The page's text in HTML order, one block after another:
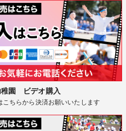
稚園 ビデオ購入
こちらから決済お願いいたします